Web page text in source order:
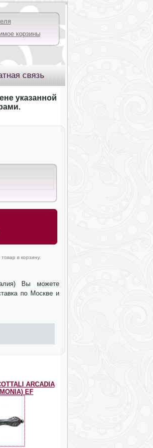
корзины
связь
указанной
в корзину.
Вы можете
по Москве и
ARCADIA
EF